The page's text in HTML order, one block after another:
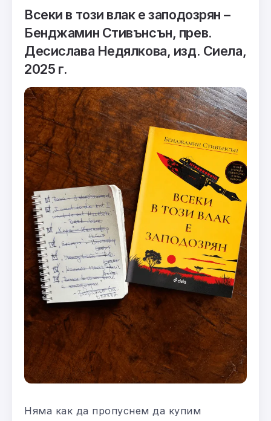
Всеки в този влак е заподозрян –
Бенджамин Стивънсън, прев.
Десислава Недялкова, изд. Сиела,
2025 г.
Няма как да пропуснем да купим